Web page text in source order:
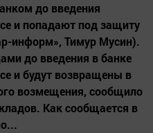
до введения
и попадают под защиту
информ», Тимур Мусин).
до введения в банке
и будут возвращены в
возмещения, сообщило
Как сообщается в